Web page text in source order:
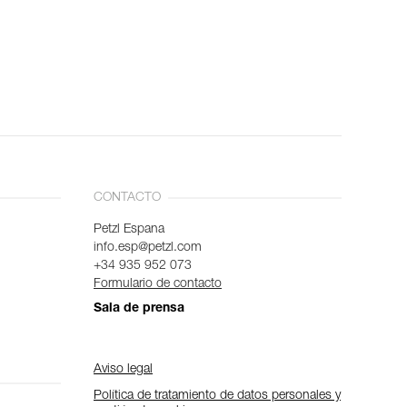
CONTACTO
Petzl Espana
info.esp@petzl.com
+34 935 952 073
Formulario de contacto
Sala de prensa
Aviso legal
Política de tratamiento de datos personales y